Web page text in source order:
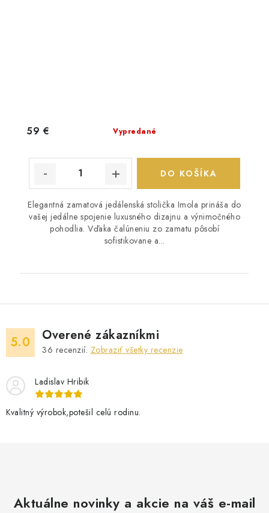
Vypredané
59 €
DO KOŠÍKA
Elegantná zamatová jedálenská stolička Imola prináša do
vašej jedálne spojenie luxusného dizajnu a výnimočného
pohodlia. Vďaka čalúneniu zo zamatu pôsobí
sofistikovane a...
5.0 Overené zákazníkmi
36 recenzií. Zobraziť všetky recenzie
Ladislav Hribik
Kvalitný výrobok,potešil celú rodinu.
Aktuálne novinky a akcie na váš e-mail